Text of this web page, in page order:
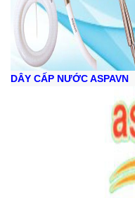
DÂY CẤP NƯỚC ASPAVN